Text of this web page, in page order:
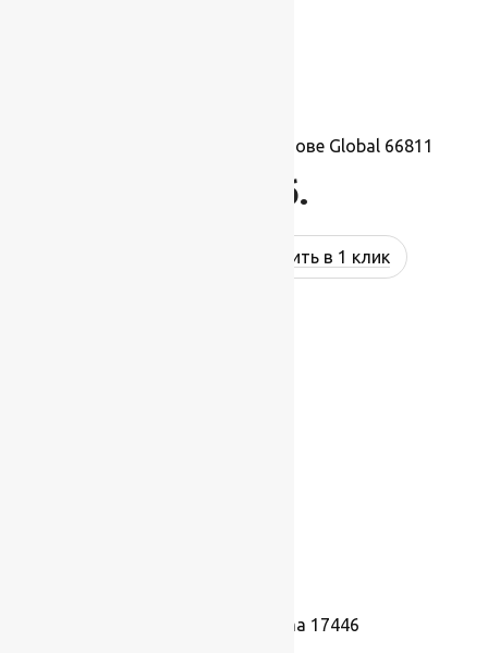
Ковролин на резиновой основе Global 66811
руб.
Купить в 1 клик
Ковролин Panorama 17446